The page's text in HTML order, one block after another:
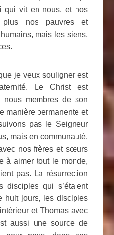
qui vit en nous, et nos
nos pauvres et
mais les siens,
je veux souligner est
Le Christ est
membres de son
manière permanente et
pas le Seigneur
mais en communauté.
nos frères et sœurs
à aimer tout le monde,
pas. La résurrection
disciples qui s’étaient
huit jours, les disciples
et Thomas avec
aussi une source de